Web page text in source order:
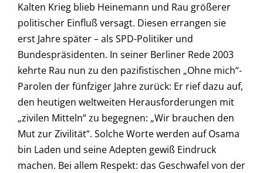
Kalten Krieg blieb Heinemann und Rau größerer
politischer Einfluß versagt. Diesen errangen sie
erst Jahre später – als SPD-Politiker und
Bundespräsidenten. In seiner Berliner Rede 2003
kehrte Rau nun zu den pazifistischen „Ohne mich“-
Parolen der fünfziger Jahre zurück: Er rief dazu auf,
den heutigen weltweiten Herausforderungen mit
„zivilen Mitteln“ zu begegnen: „Wir brauchen den
Mut zur Zivilität“. Solche Worte werden auf Osama
bin Laden und seine Adepten gewiß Eindruck
machen. Bei allem Respekt: das Geschwafel von der